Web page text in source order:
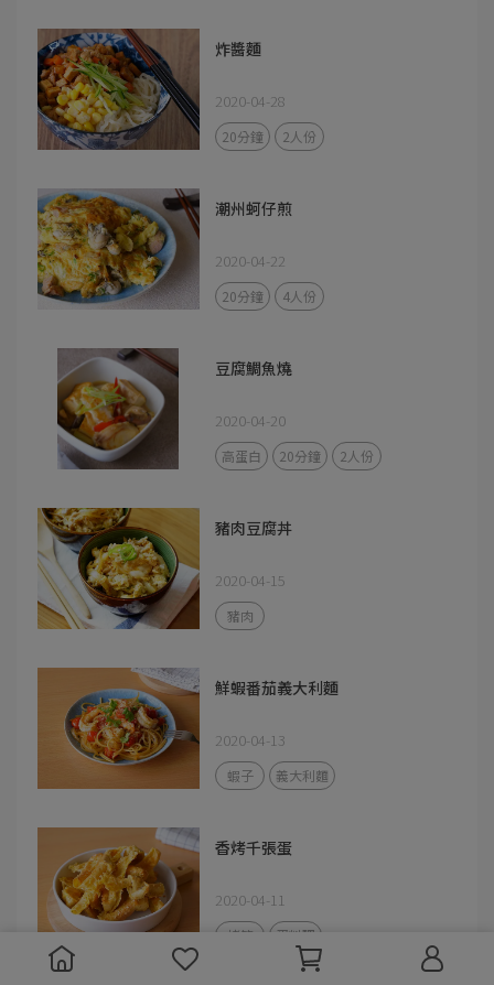
炸醬麵
2020-04-28
20分鐘 2人份
潮州蚵仔煎
2020-04-22
20分鐘 4人份
豆腐鯛魚燒
2020-04-20
高蛋白 20分鐘 2人份
豬肉豆腐丼
2020-04-15
豬肉
鮮蝦番茄義大利麵
2020-04-13
蝦子 義大利麵
香烤千張蛋
2020-04-11
烤箱 蛋料理